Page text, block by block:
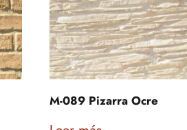
M-089 Pizarra Ocre